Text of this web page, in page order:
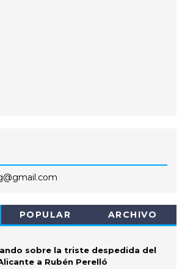
POPULAR ARCHIVO
sobre la triste despedida del
a Rubén Perelló